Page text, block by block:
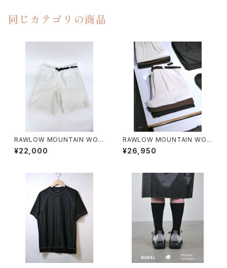
同じカテゴリの商品
RAWLOW MOUNTAIN WOR
KS / HIKER GURKHA PANTS
¥22,000
RAWLOW MOUNTAIN WOR
KS / HIKER BAKER PANTS
¥26,950